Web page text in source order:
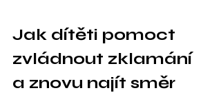
Jak dítěti pomoct
zvládnout zklamání
a znovu najít směr